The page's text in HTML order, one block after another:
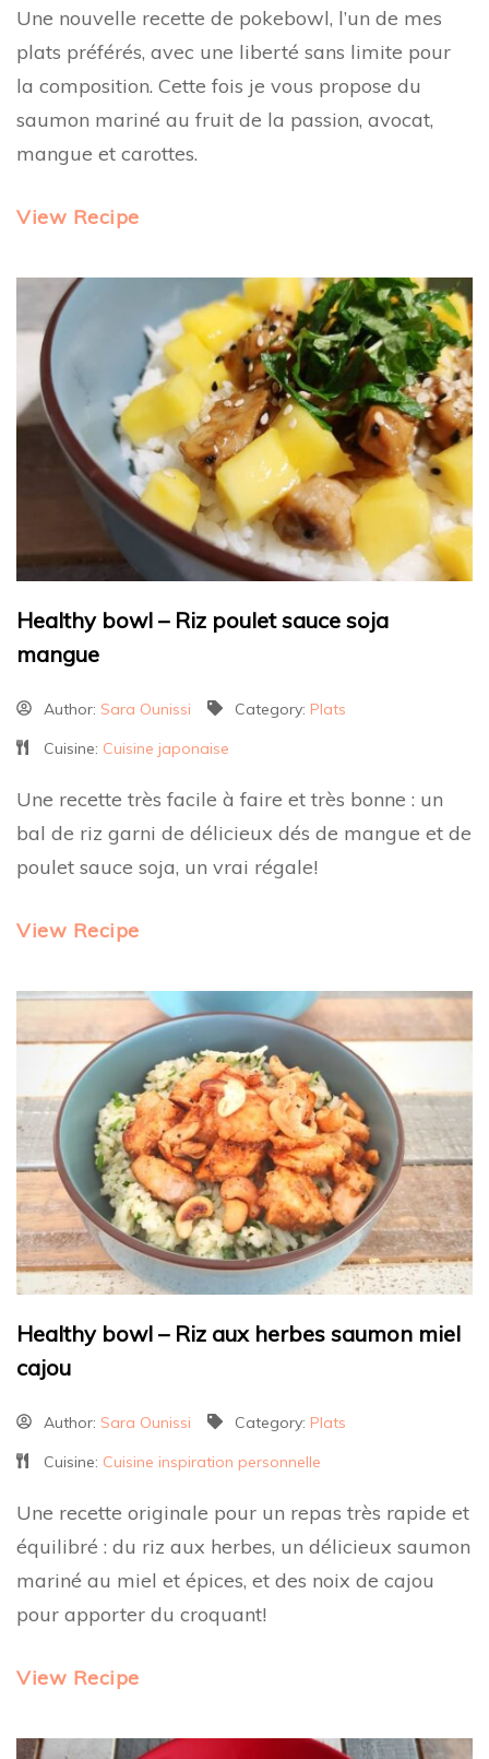
Une nouvelle recette de pokebowl, l’un de mes
plats préférés, avec une liberté sans limite pour
la composition. Cette fois je vous propose du
saumon mariné au fruit de la passion, avocat,
mangue et carottes.
View Recipe
Healthy bowl – Riz poulet sauce soja
mangue
Author: Sara Ounissi Category: Plats
Cuisine: Cuisine japonaise
Une recette très facile à faire et très bonne : un
bal de riz garni de délicieux dés de mangue et de
poulet sauce soja, un vrai régale!
View Recipe
Healthy bowl – Riz aux herbes saumon miel
cajou
Author: Sara Ounissi Category: Plats
Cuisine: Cuisine inspiration personnelle
Une recette originale pour un repas très rapide et
équilibré : du riz aux herbes, un délicieux saumon
mariné au miel et épices, et des noix de cajou
pour apporter du croquant!
View Recipe